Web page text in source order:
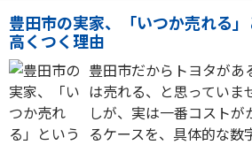
豊田市の実家、「いつか売れる
高くつく理由
豊田市だからトヨタが
は売れる、と思っていま
しが、実は一番コスト
るケースを、具体的な数